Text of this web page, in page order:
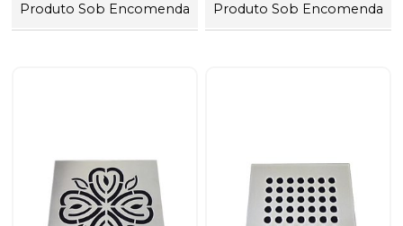
Produto Sob Encomenda Produto Sob Encomenda